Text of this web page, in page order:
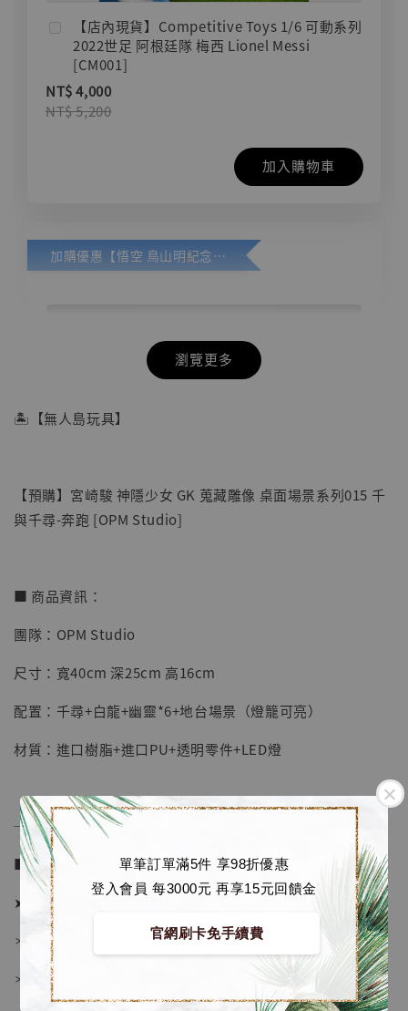
單筆訂單滿5件 享98折優惠
登入會員 每3000元 再享15元回饋金
官網刷卡免手續費
【店內現貨】Competitive Toys 1/6 可動系列
2022世足 阿根廷隊 梅西 Lionel Messi
[CM001]
NT$ 4,000
NT$ 5,200
加入購物車
加購優惠【悟空 鳥山明紀念款 [奇蹟工作室]】
【店內現貨】七龍珠 系列蒐藏雕像 悟空 鳥山
明紀念款 [奇蹟工作室]
NT$ 5,580
加購優惠【海賊王 布魯克達摩 [7STARS Studio]】
瀏覽更多
🏝【無人島玩具】
【預購】宮崎駿 神隱少女 GK 蒐藏雕像 桌面場景系列015 千
與千尋-奔跑 [OPM Studio]
■ 商品資訊：
團隊：OPM Studio
尺寸：寬40cm 深25cm 高16cm
配置：千尋+白龍+幽靈*6+地台場景（燈籠可亮）
材質：進口樹脂+進口PU+透明零件+LED燈
──────────────
■ 販售資訊 (NT$)：
➤ 價格 9680元 (訂金5280)
＊ 國際運費另計
＊ 刷卡免手續費